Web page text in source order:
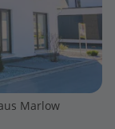
Marlow